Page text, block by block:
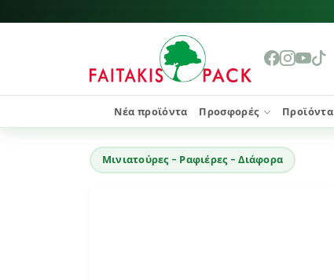
Νέα προϊόντα Προσφορές Προϊόντα
Μινιατούρες - Ραφιέρες - Διάφορα